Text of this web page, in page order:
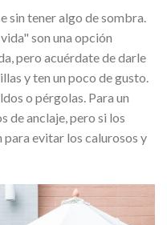
sin tener algo de sombra.
son una opción
pero acuérdate de darle
y ten un poco de gusto.
o pérgolas. Para un
de anclaje, pero si los
para evitar los calurosos y